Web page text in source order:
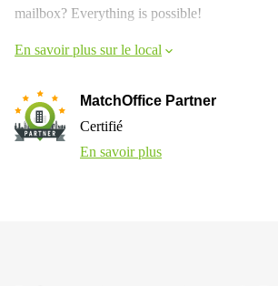
mailbox? Everything is possible!
En savoir plus sur le local
MatchOffice Partner
Certifié
En savoir plus